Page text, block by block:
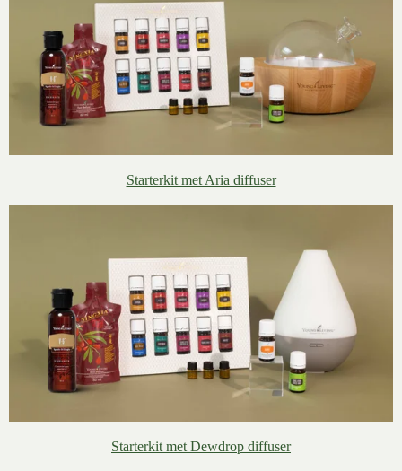
Starterkit met Aria diffuser
Starterkit met Dewdrop diffuser